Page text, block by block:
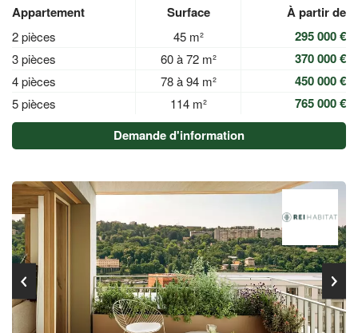
Appartement Surface À partir de
2 pièces 45 m² 295 000 €
3 pièces 60 à 72 m² 370 000 €
4 pièces 78 à 94 m² 450 000 €
5 pièces 114 m²
765 000 €
Demande d'information